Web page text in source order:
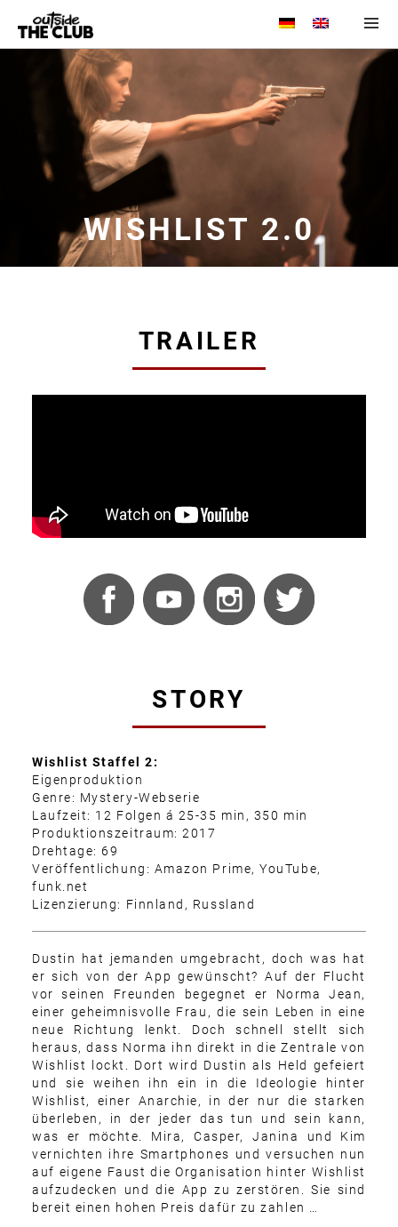
Menü und
Widgets
WISHLIST 2.0
TRAILER
STORY
Wishlist Staffel 2:
Eigenproduktion
Genre: Mystery-Webserie
Laufzeit: 12 Folgen á 25-35 min, 350 min
Produktionszeitraum: 2017
Drehtage: 69
Veröffentlichung: Amazon Prime, YouTube,
funk.net
Lizenzierung: Finnland, Russland
Dustin hat jemanden umgebracht, doch was hat
er sich von der App gewünscht? Auf der Flucht
vor seinen Freunden begegnet er Norma Jean,
einer geheimnisvolle Frau, die sein Leben in eine
neue Richtung lenkt. Doch schnell stellt sich
heraus, dass Norma ihn direkt in die Zentrale von
Wishlist lockt. Dort wird Dustin als Held gefeiert
und sie weihen ihn ein in die Ideologie hinter
Wishlist, einer Anarchie, in der nur die starken
überleben, in der jeder das tun und sein kann,
was er möchte. Mira, Casper, Janina und Kim
vernichten ihre Smartphones und versuchen nun
auf eigene Faust die Organisation hinter Wishlist
aufzudecken und die App zu zerstören. Sie sind
bereit einen hohen Preis dafür zu zahlen …